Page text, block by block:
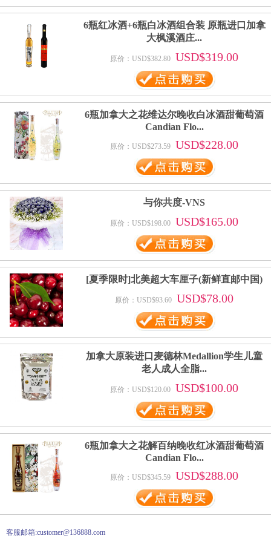
6瓶红冰酒+6瓶白冰酒组合装 原瓶进口加拿
大枫溪酒庄...
原价：USD$382.80 USD$319.00
6瓶加拿大之花维达尔晚收白冰酒甜葡萄酒
Candian Flo...
原价：USD$273.59 USD$228.00
与你共度-VNS
原价：USD$198.00 USD$165.00
[夏季限时]北美超大车厘子(新鲜直邮中国)
原价：USD$93.60 USD$78.00
加拿大原装进口麦德林Medallion学生儿童
老人成人全脂...
原价：USD$120.00 USD$100.00
6瓶加拿大之花解百纳晚收红冰酒甜葡萄酒
Candian Flo...
原价：USD$345.59 USD$288.00
客服邮箱:customer@136888.com